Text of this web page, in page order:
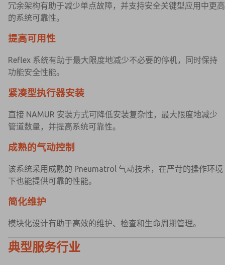
冗余架构有助于减少单点故障，并支持安全关键型应用中更高
的系统可靠性。
提高可用性
Reflex 系统有助于最大限度地减少不必要的停机，同时保持
功能安全性能。
紧凑型执行器安装
直接 NAMUR 安装方式可降低安装复杂性，最大限度地减少
管道数量，并提高系统可靠性。
成熟的气动控制
该系统采用成熟的 Pneumatrol 气动技术，在严苛的操作环境
下也能提供可靠的性能。
简化维护
模块化设计有助于高效的维护、检查和生命周期管理。
典型服务行业